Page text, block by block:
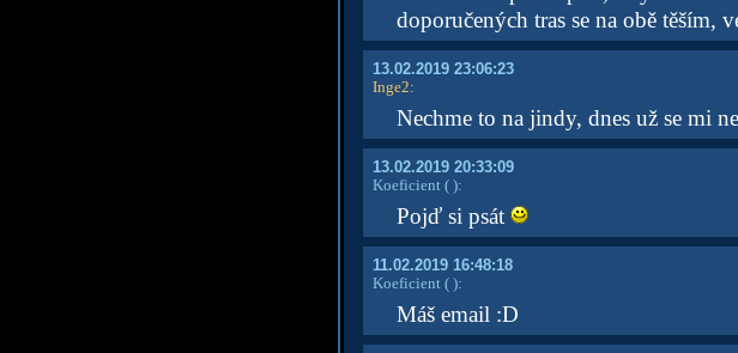
doporučených tras se na obě těším,
13.02.2019 23:06:23
Inge2:
Nechme to na jindy, dnes už se mi
13.02.2019 20:33:09
Koeficient( ):
Pojď si psát
11.02.2019 16:48:18
Koeficient( ):
Máš email :D